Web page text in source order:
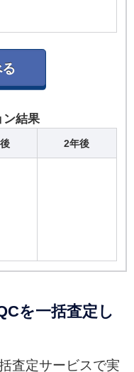
ン結果
2年後
を一括査定し
査定サービスで実